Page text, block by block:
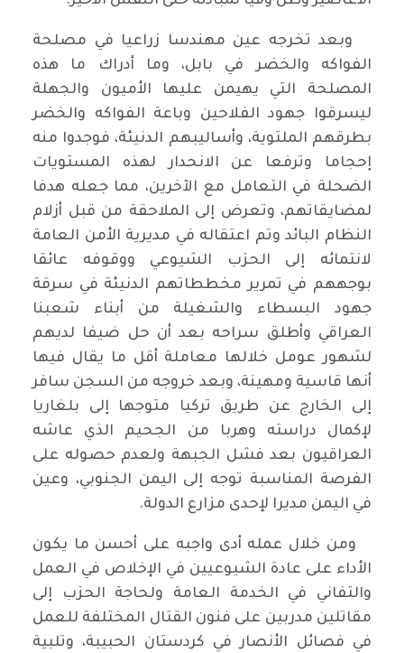
وبعد تخرجه عين مهندسا زراعيا في مصلحة
الفواكه والخضر في بابل، وما أدراك ما هذه
المصلحة التي يهيمن عليها الأميون والجهلة
ليسرقوا جهود الفلاحين وباعة الفواكه والخضر
بطرقهم الملتوية، وأساليبهم الدنيئة، فوجدوا منه
إحجاما وترفعا عن الانحدار لهذه المستويات
الضحلة في التعامل مع الآخرين، مما جعله هدفا
لمضايقاتهم، وتعرض إلى الملاحقة من قبل أزلام
النظام البائد وتم اعتقاله في مديرية الأمن العامة
لانتمائه إلى الحزب الشيوعي ووقوفه عائقا
بوجههم في تمرير مخططاتهم الدنيئة في سرقة
جهود البسطاء والشغيلة من أبناء شعبنا
العراقي وأطلق سراحه بعد أن حل ضيفا لديهم
لشهور عومل خلالها معاملة أقل ما يقال فيها
أنها قاسية ومهينة، وبعد خروجه من السجن سافر
إلى الخارج عن طريق تركيا متوجها إلى بلغاريا
لإكمال دراسته وهربا من الجحيم الذي عاشه
العراقيون بعد فشل الجبهة ولعدم حصوله على
الفرصة المناسبة توجه إلى اليمن الجنوبي، وعين
في اليمن مديرا لإحدى مزارع الدولة.
ومن خلال عمله أدى واجبه على أحسن ما يكون
الأداء على عادة الشيوعيين في الإخلاص في العمل
والتفاني في الخدمة العامة ولحاجة الحزب إلى
مقاتلين مدربين على فنون القتال المختلفة للعمل
في فصائل الأنصار في كردستان الحبيبة، وتلبية